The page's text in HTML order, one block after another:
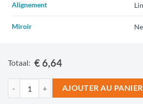
Alignement
Miroir
Totaal: € 6,64
AJOUTER AU PANIER